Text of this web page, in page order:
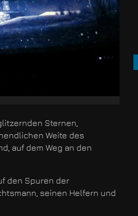
Sternen,
Weite des
auf dem Weg an den
den Spuren der
seinen Helfern und